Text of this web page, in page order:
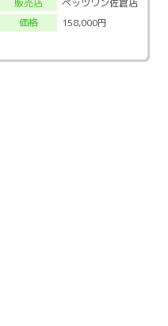
販売店
価格
158,000円